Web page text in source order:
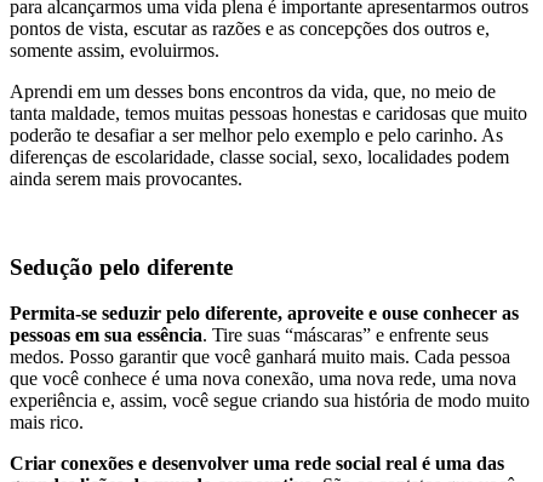
para alcançarmos uma vida plena é importante apresentarmos outros
pontos de vista, escutar as razões e as concepções dos outros e,
somente assim, evoluirmos.
Aprendi em um desses bons encontros da vida, que, no meio de
tanta maldade, temos muitas pessoas honestas e caridosas que muito
poderão te desafiar a ser melhor pelo exemplo e pelo carinho. As
diferenças de escolaridade, classe social, sexo, localidades podem
ainda serem mais provocantes.
Sedução pelo diferente
Permita-se seduzir pelo diferente, aproveite e ouse conhecer as
pessoas em sua essência. Tire suas “máscaras” e enfrente seus
medos. Posso garantir que você ganhará muito mais. Cada pessoa
que você conhece é uma nova conexão, uma nova rede, uma nova
experiência e, assim, você segue criando sua história de modo muito
mais rico.
Criar conexões e desenvolver uma rede social real é uma das